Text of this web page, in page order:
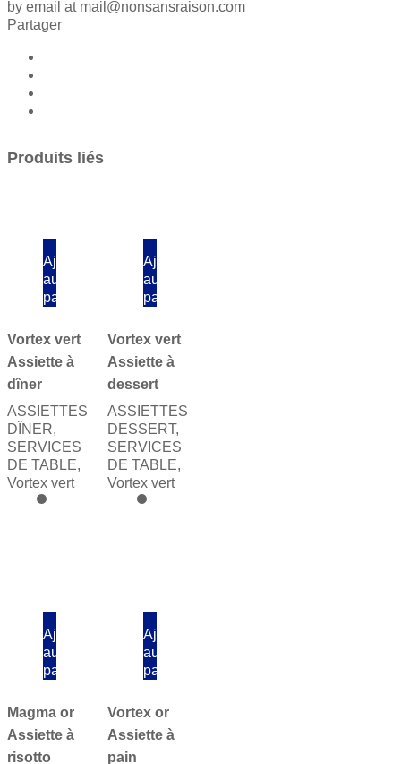
by email at mail@nonsansraison.com
Partager
Produits liés
Ajouter
au
panier
Vortex vert
Assiette à
dîner
ASSIETTES
DÎNER,
SERVICES
DE TABLE,
Vortex vert
Ajouter
au
panier
Vortex vert
Assiette à
dessert
ASSIETTES
DESSERT,
SERVICES
DE TABLE,
Vortex vert
Ajouter
au
panier
Magma or
Assiette à
risotto
Ajouter
au
panier
Vortex or
Assiette à
pain